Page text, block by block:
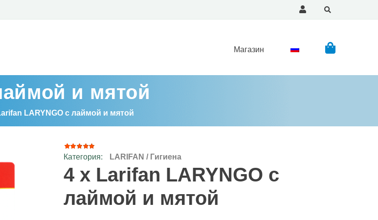
Магазин
и мятой
LARYNGO с лаймой и мятой
Рейтинг
4.94
из
5 на
основе
опроса
17
пользователей
Категория: LARIFAN / Гигиена
4 x Larifan LARYNGO с
лаймой и мятой